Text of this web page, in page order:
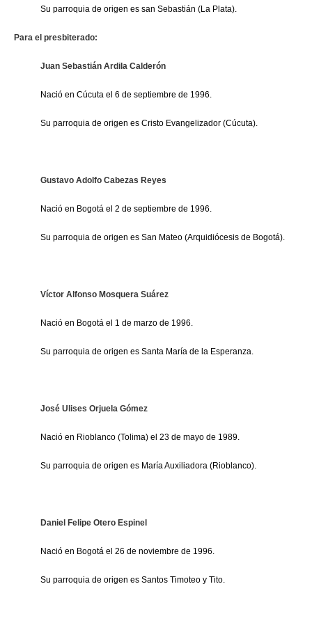
Su parroquia de origen es san Sebastián (La Plata).
Para el presbiterado:
Juan Sebastián Ardila Calderón
Nació en Cúcuta el 6 de septiembre de 1996.
Su parroquia de origen es Cristo Evangelizador (Cúcuta).
Gustavo Adolfo Cabezas Reyes
Nació en Bogotá el 2 de septiembre de 1996.
Su parroquia de origen es San Mateo (Arquidiócesis de Bogotá).
Víctor Alfonso Mosquera Suárez
Nació en Bogotá el 1 de marzo de 1996.
Su parroquia de origen es Santa María de la Esperanza.
José Ulises Orjuela Gómez
Nació en Rioblanco (Tolima) el 23 de mayo de 1989.
Su parroquia de origen es María Auxiliadora (Rioblanco).
Daniel Felipe Otero Espinel
Nació en Bogotá el 26 de noviembre de 1996.
Su parroquia de origen es Santos Timoteo y Tito.